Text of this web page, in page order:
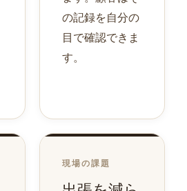
の記録を自分の
目で確認できま
す。
現場の課題